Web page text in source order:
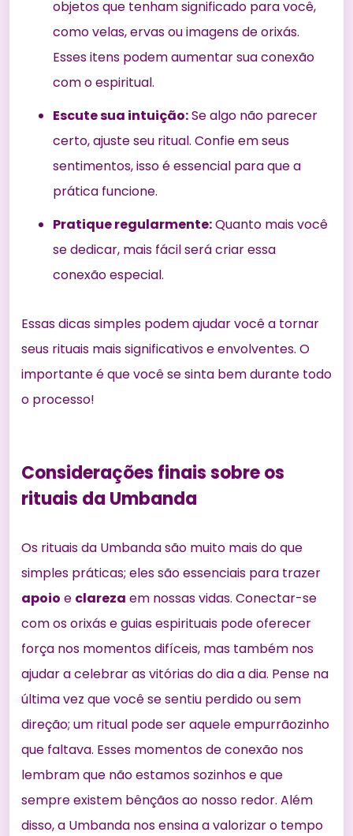
objetos que tenham significado para você,
como velas, ervas ou imagens de orixás.
Esses itens podem aumentar sua conexão
com o espiritual.
Escute sua intuição:Se algo não parecer
certo, ajuste seu ritual. Confie em seus
sentimentos, isso é essencial para que a
prática funcione.
Pratique regularmente:Quanto mais você
se dedicar, mais fácil será criar essa
conexão especial.
Essas dicas simples podem ajudar você a tornar
seus rituais mais significativos e envolventes. O
importante é que você se sinta bem durante todo
o processo!
Considerações finais sobre os
rituais da Umbanda
Os rituais da Umbanda são muito mais do que
simples práticas; eles são essenciais para trazer
apoio e clareza em nossas vidas. Conectar-se
com os orixás e guias espirituais pode oferecer
força nos momentos difíceis, mas também nos
ajudar a celebrar as vitórias do dia a dia. Pense na
última vez que você se sentiu perdido ou sem
direção; um ritual pode ser aquele empurrãozinho
que faltava. Esses momentos de conexão nos
lembram que não estamos sozinhos e que
sempre existem bênçãos ao nosso redor. Além
disso, a Umbanda nos ensina a valorizar o tempo